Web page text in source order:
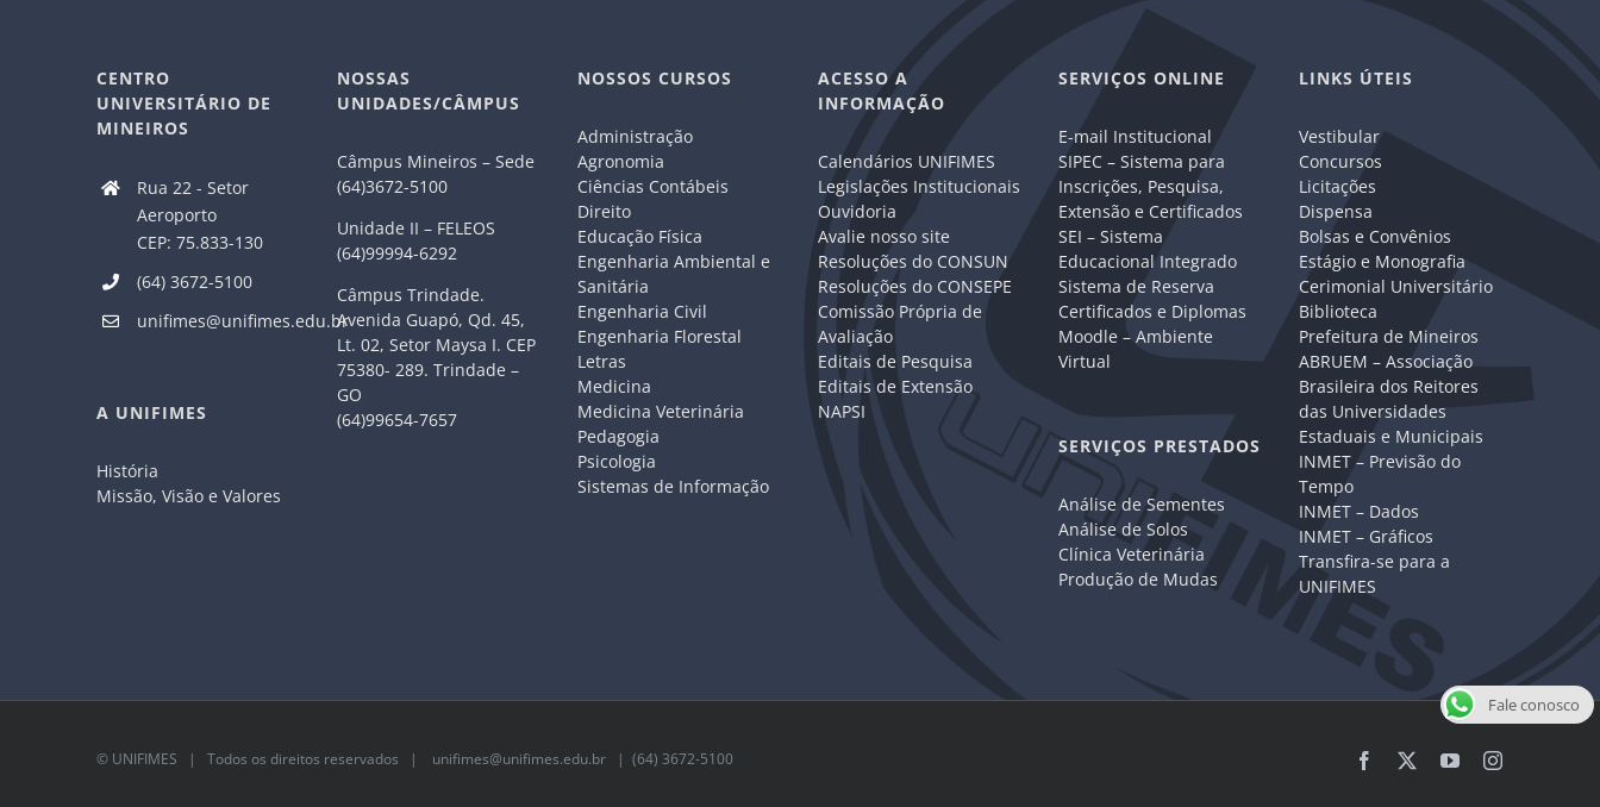
CENTRO
UNIVERSITÁRIO DE
MINEIROS
Rua 22 - Setor
Aeroporto
CEP: 75.833-130
(64) 3672-5100
unifimes@unifimes.edu.br
A UNIFIMES
História
Missão, Visão e Valores
NOSSAS
UNIDADES/CÂMPUS
Câmpus Mineiros – Sede
(64)3672-5100
Unidade II – FELEOS
(64)99994-6292
Câmpus Trindade.
Avenida Guapó, Qd. 45,
Lt. 02, Setor Maysa I. CEP
75380- 289. Trindade –
GO
(64)99654-7657
NOSSOS CURSOS
Administração
Agronomia
Ciências Contábeis
Direito
Educação Física
Engenharia Ambiental e
Sanitária
Engenharia Civil
Engenharia Florestal
Letras
Medicina
Medicina Veterinária
Pedagogia
Psicologia
Sistemas de Informação
ACESSO A
INFORMAÇÃO
Calendários UNIFIMES
Legislações Institucionais
Ouvidoria
Avalie nosso site
Resoluções do CONSUN
Resoluções do CONSEPE
Comissão Própria de
Avaliação
Editais de Pesquisa
Editais de Extensão
NAPSI
SERVIÇOS ONLINE
E-mail Institucional
SIPEC – Sistema para
Inscrições, Pesquisa,
Extensão e Certificados
SEI – Sistema
Educacional Integrado
Sistema de Reserva
Certificados e Diplomas
Moodle – Ambiente
Virtual
SERVIÇOS PRESTADOS
Análise de Sementes
Análise de Solos
Clínica Veterinária
Produção de Mudas
LINKS ÚTEIS
Vestibular
Concursos
Licitações
Dispensa
Bolsas e Convênios
Estágio e Monografia
Cerimonial Universitário
Biblioteca
Prefeitura de Mineiros
ABRUEM – Associação
Brasileira dos Reitores
das Universidades
Estaduais e Municipais
INMET – Previsão do
Tempo
INMET – Dados
INMET – Gráficos
Transfira-se para a
UNIFIMES
© UNIFIMES | Todos os direitos reservados | unifimes@unifimes.edu.br | (64) 3672-5100 Facebook YouTubeInstagram
Fale conosco